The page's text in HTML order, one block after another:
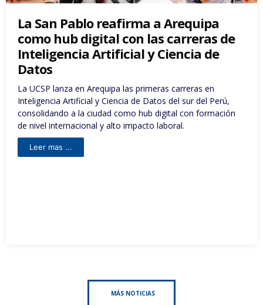
La San Pablo reafirma a Arequipa
como hub digital con las carreras de
Inteligencia Artificial y Ciencia de
Datos
La UCSP lanza en Arequipa las primeras carreras en
Inteligencia Artificial y Ciencia de Datos del sur del Perú,
consolidando a la ciudad como hub digital con formación
de nivel internacional y alto impacto laboral.
Leer mas ...
MÁS NOTICIAS